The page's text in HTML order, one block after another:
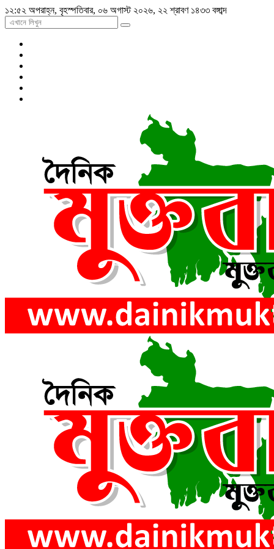
১২:৫২ অপরাহ্ন, বৃহস্পতিবার, ০৬ অগাস্ট ২০২৬, ২২ শ্রাবণ ১৪৩৩ বঙ্গাব্দ